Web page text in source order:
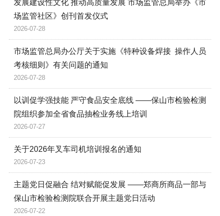
发展建设性文化 推动高质量发展 市场监管总局举办《市
场监管社区》创刊首发仪式
2026-07-28
市场监管总局办公厅关于实施《特种设备焊接 操作人员
考核细则》有关问题的通知
2026-07-28
以训促学强技能 严守食品安全底线 ——保山市检验检测
院组织参加全省食品抽检业务线上培训
2026-07-27
关于2026年叉车司机培训报名的通知
2026-07-23
主题党日促融合 结对赋能促发展 ——郑商所商品一部与
保山市检验检测院联合开展主题党日活动
2026-07-22